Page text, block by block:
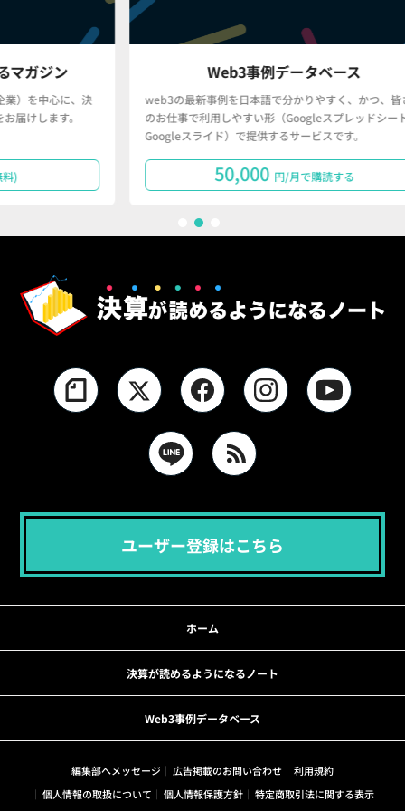
Web3事例データベース
web3の最新事例を日本語で分かりやすく、かつ、皆さん
のお仕事で利用しやすい形（Googleスプレッドシート・
Googleスライド）で提供するサービスです。
円/月で購読する
「
で
ユーザー登録はこちら
ホーム
決算が読めるようになるノート
Web3事例データベース
編集部へメッセージ 広告掲載のお問い合わせ
利用規約
個人情報の取扱について
個人情報保護方針
特定商取引法に関する表示